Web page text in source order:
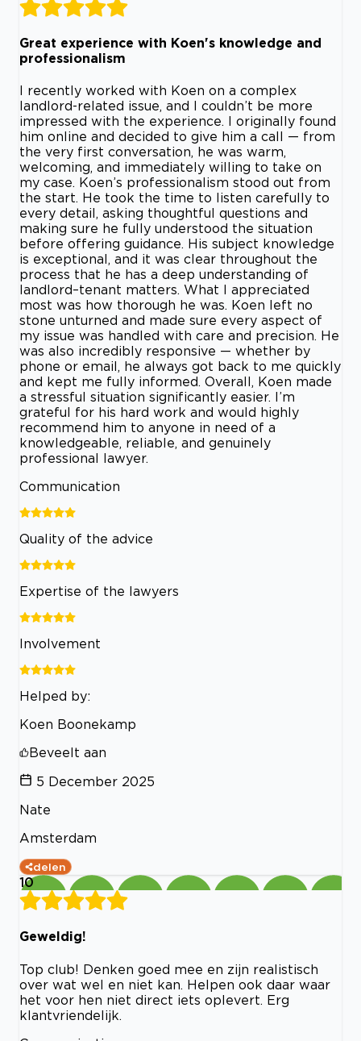
Great experience with Koen's knowledge and
professionalism
I recently worked with Koen on a complex
landlord-related issue, and I couldn’t be more
impressed with the experience. I originally found
him online and decided to give him a call — from
the very first conversation, he was warm,
welcoming, and immediately willing to take on
my case. Koen’s professionalism stood out from
the start. He took the time to listen carefully to
every detail, asking thoughtful questions and
making sure he fully understood the situation
before offering guidance. His subject knowledge
is exceptional, and it was clear throughout the
process that he has a deep understanding of
landlord–tenant matters. What I appreciated
most was how thorough he was. Koen left no
stone unturned and made sure every aspect of
my issue was handled with care and precision. He
was also incredibly responsive — whether by
phone or email, he always got back to me quickly
and kept me fully informed. Overall, Koen made
a stressful situation significantly easier. I’m
grateful for his hard work and would highly
recommend him to anyone in need of a
knowledgeable, reliable, and genuinely
professional lawyer.
Communication
Quality of the advice
Expertise of the lawyers
Involvement
Helped by:
Koen Boonekamp
Beveelt aan
5 December 2025
Nate
Amsterdam
delen
10
Geweldig!
Top club! Denken goed mee en zijn realistisch
over wat wel en niet kan. Helpen ook daar waar
het voor hen niet direct iets oplevert. Erg
klantvriendelijk.